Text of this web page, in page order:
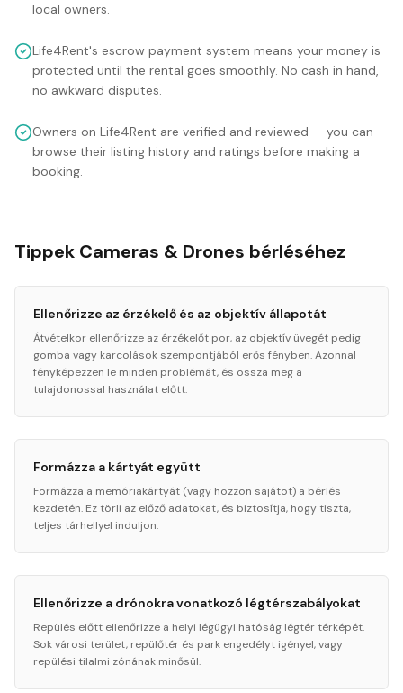
local owners.
Life4Rent's escrow payment system means your money is
protected until the rental goes smoothly. No cash in hand,
no awkward disputes.
Owners on Life4Rent are verified and reviewed — you can
browse their listing history and ratings before making a
booking.
Tippek Cameras & Drones bérléséhez
Ellenőrizze az érzékelő és az objektív állapotát
Átvételkor ellenőrizze az érzékelőt por, az objektív üvegét pedig
gomba vagy karcolások szempontjából erős fényben. Azonnal
fényképezzen le minden problémát, és ossza meg a
tulajdonossal használat előtt.
Formázza a kártyát együtt
Formázza a memóriakártyát (vagy hozzon sajátot) a bérlés
kezdetén. Ez törli az előző adatokat, és biztosítja, hogy tiszta,
teljes tárhellyel induljon.
Ellenőrizze a drónokra vonatkozó légtérszabályokat
Repülés előtt ellenőrizze a helyi légügyi hatóság légtér térképét.
Sok városi terület, repülőtér és park engedélyt igényel, vagy
repülési tilalmi zónának minősül.